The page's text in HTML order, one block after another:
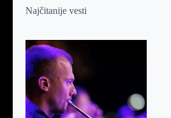
Najčitanije vesti